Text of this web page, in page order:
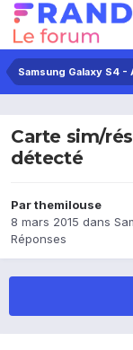
Samsung Galaxy S4
Carte sim/
détecté
Parthemilouse
8 mars 2015 dans
Réponses